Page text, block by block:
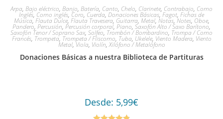
Arpa, Bajo eléctrico, Banjo, Batería, Canto, Chelo, Clarinete, Contrabajo, Corno
Inglés, Corno inglés, Coro, Cuerda, Donaciones Básicas,Fagot, Fichas de
Música,Flauta Dulce, Flauta Travesera, Guitarra, Metal, Notas, Notes, Oboe,
Pandero, Percusión, Percusión corporal, Piano, Saxofón Alto / Saxo Barítono,
Saxofón Tenor / Soprano Sax, Solfeo, Trombón / Bombardino, Trompa / Corno
Francés, Trompeta, Trompeta / Fliscorno, Tuba, Ukelele, Viento Madera, Viento
Metal, Viola, Violín,Xilófono / Metalófono
Donaciones Básicas a nuestra Biblioteca de Partituras
Desde: 5,99€